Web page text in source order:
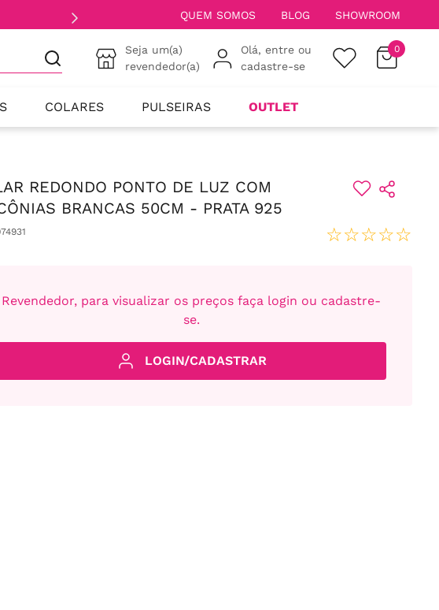
QUEM SOMOS BLOG SHOWROOM
Seja um(a)
revendedor(a)
Olá, entre ou
cadastre-se
0
COLARES PULSEIRAS OUTLET
REDONDO PONTO DE LUZ COM
BRANCAS 50CM - PRATA 925
☆☆☆☆☆
Revendedor, para visualizar os preços faça login ou cadastre-
se.
LOGIN/CADASTRAR